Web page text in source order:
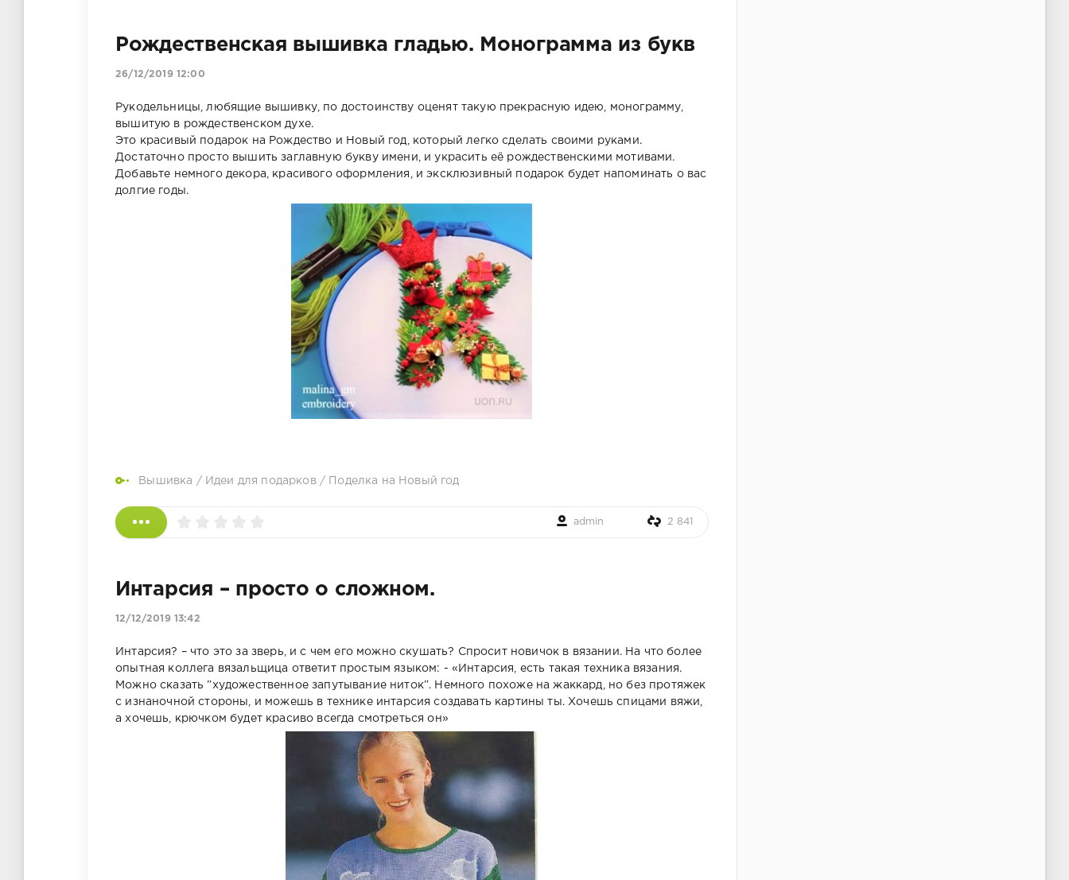
Рождественская вышивка гладью. Монограмма из букв
26/12/2019 12:00
Рукодельницы, любящие вышивку, по достоинству оценят такую прекрасную идею, монограмму,
вышитую в рождественском духе.
Это красивый подарок на Рождество и Новый год, который легко сделать своими руками.
Достаточно просто вышить заглавную букву имени, и украсить её рождественскими мотивами.
Добавьте немного декора, красивого оформления, и эксклюзивный подарок будет напоминать о вас
долгие годы.
Вышивка / Идеи для подарков/ Поделка на Новый год
admin 2 841
Интарсия – просто о сложном.
12/12/2019 13:42
Интарсия? – что это за зверь, и с чем его можно скушать? Спросит новичок в вязании. На что более
опытная коллега вязальщица ответит простым языком: - «Интарсия, есть такая техника вязания.
Можно сказать ”художественное запутывание ниток”. Немного похоже на жаккард, но без протяжек
с изнаночной стороны, и можешь в технике интарсия создавать картины ты. Хочешь спицами вяжи,
а хочешь, крючком будет красиво всегда смотреться он»